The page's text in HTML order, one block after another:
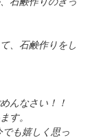
、石鹸作りをし
んなさい！！
す。
も嬉しく思っ